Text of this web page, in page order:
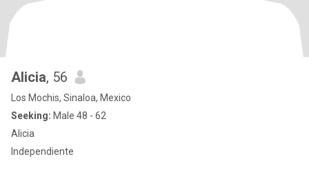
Alicia, 56
Los Mochis, Sinaloa, Mexico
Seeking: Male 48 - 62
Alicia
Independiente